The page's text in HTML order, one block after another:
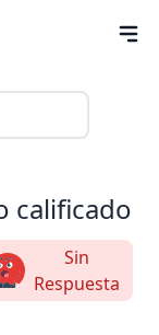
calificado
Sin
Respuesta